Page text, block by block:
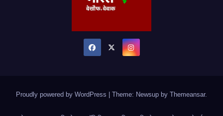
Proudly powered by WordPress | Theme: Newsup by Themeansar.